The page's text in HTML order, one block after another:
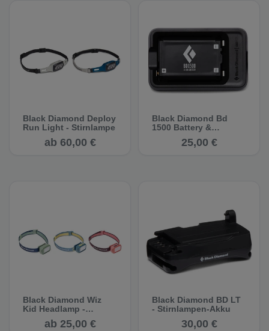
Black Diamond Deploy
Run Light - Stirnlampe
ab 60,00 €
Black Diamond Bd
1500 Battery &
Charger - Akkupack
25,00 €
Black Diamond Wiz
Kid Headlamp -
Kinderstirnlampe
ab 25,00 €
Black Diamond BD LT
- Stirnlampen-Akku
30,00 €